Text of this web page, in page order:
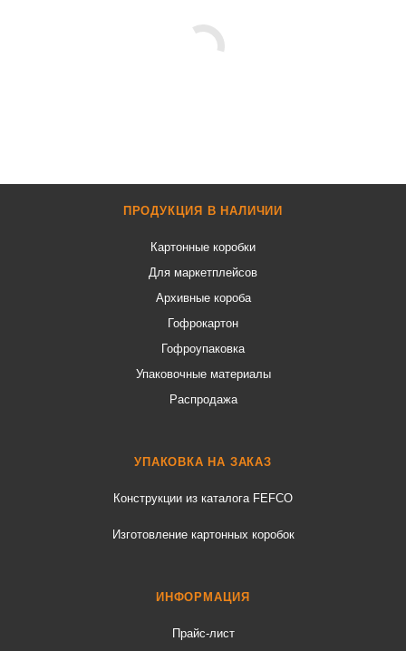
ПРОДУКЦИЯ В НАЛИЧИИ
Картонные коробки
Для маркетплейсов
Архивные короба
Гофрокартон
Гофроупаковка
Упаковочные материалы
Распродажа
УПАКОВКА НА ЗАКАЗ
Конструкции из каталога FEFCO
Изготовление картонных коробок
ИНФОРМАЦИЯ
Прайс-лист